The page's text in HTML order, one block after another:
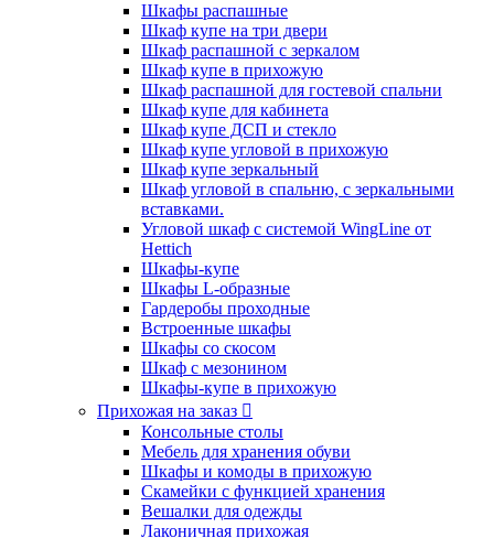
Шкафы распашные
Шкаф купе на три двери
Шкаф распашной с зеркалом
Шкаф купе в прихожую
Шкаф распашной для гостевой спальни
Шкаф купе для кабинета
Шкаф купе ДСП и стекло
Шкаф купе угловой в прихожую
Шкаф купе зеркальный
Шкаф угловой в спальню, с зеркальными
вставками.
Угловой шкаф с системой WingLine от
Hettich
Шкафы-купе
Шкафы L-образные
Гардеробы проходные
Встроенные шкафы
Шкафы со скосом
Шкаф с мезонином
Шкафы-купе в прихожую
Прихожая на заказ
Консольные столы
Мебель для хранения обуви
Шкафы и комоды в прихожую
Скамейки с функцией хранения
Вешалки для одежды
Лаконичная прихожая